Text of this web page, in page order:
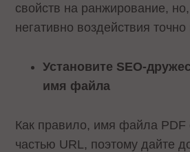
свойств на ранжирование,
негативно воздействия точно
Установите SEO-
имя файла
Как правило, имя файла PDF
частью URL, поэтому дайте